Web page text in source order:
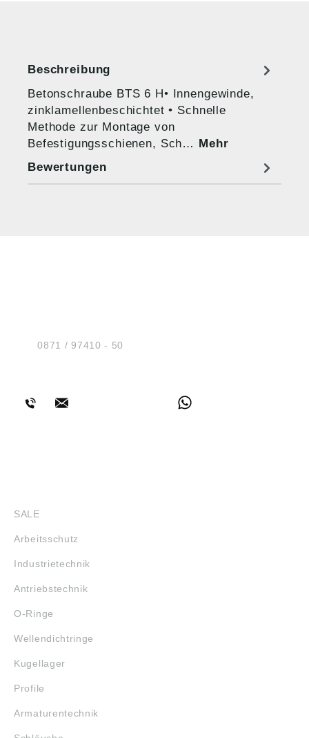
Beschreibung
Betonschraube BTS 6 H• Innengewinde,
zinklamellenbeschichtet • Schnelle
Methode zur Montage von
Befestigungsschienen, Sch… Mehr
Bewertungen
Tel.:0871 / 97410 - 50
SALE
Arbeitsschutz
Industrietechnik
Antriebstechnik
O-Ringe
Wellendichtringe
Kugellager
Profile
Armaturentechnik